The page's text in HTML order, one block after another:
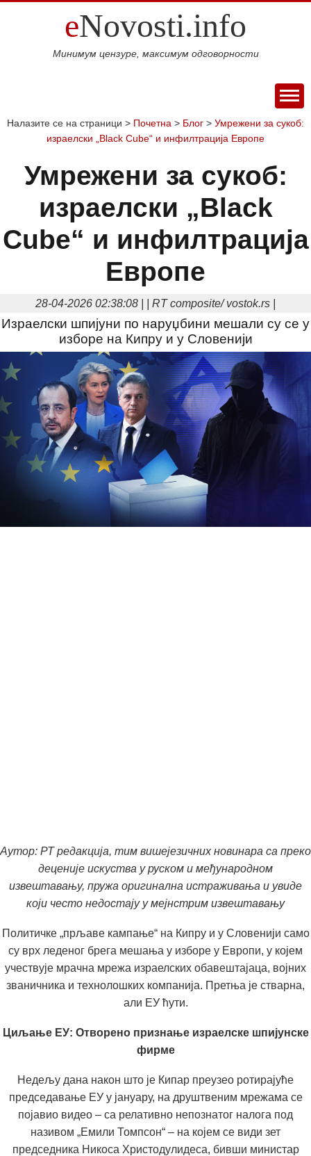
eNovosti.info
Минимум цензуре, максимум одговорности
ПОЧЕТНА
ВИЈЕСТИ
Свијет
Балкан
Србија
Република
Српска
Хроника
СПОРТ
Фудбал
Кошарка
Аутомото
МАГАЗИН
Занимљивости
Култура
Наука
Образовање
Шоу
ЕКОНОМИЈА
ДРУШТВО
КОЛУМНЕ
БЛОГ
О НАМА
Налазите се на страници > Почетна > Блог > Умрежени за сукоб:
израелски „Black Cube“ и инфилтрација Европе
Умрежени за сукоб:
израелски „Black
Cube“ и инфилтрација
Европе
28-04-2026 02:38:08 | | RT composite/ vostok.rs |
Израелски шпијуни по наруџбини мешали су се у
изборе на Кипру и у Словенији
Аутор: РТ редакција, тим вишејезичних новинара са преко
деценије искуства у руском и међународном
извештавању, пружа оригинална истраживања и увиде
који често недостају у мејнстрим извештавању
Политичке „прљаве кампање“ на Кипру и у Словенији само
су врх леденог брега мешања у изборе у Европи, у којем
учествује мрачна мрежа израелских обавештајаца, војних
званичника и технолошких компанија. Претња је стварна,
али ЕУ ћути.
Циљање ЕУ: Отворено признање израелске шпијунске
фирме
Недељу дана након што је Кипар преузео ротирајуће
председавање ЕУ у јануару, на друштвеним мрежама се
појавио видео – са релативно непознатог налога под
називом „Емили Томпсон“ – на којем се види зет
председника Никоса Христодулидеса, бивши министар